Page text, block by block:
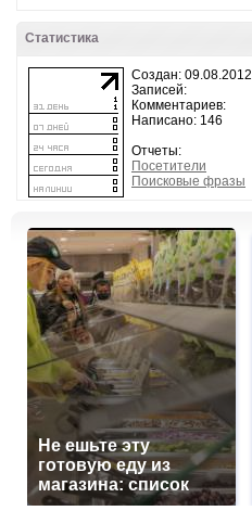
Статистика
Создан: 09.08.2012
Записей:
Комментариев:
Написано: 146
Отчеты:
Посетители
Поисковые фразы
Не ешьте эту
готовую еду из
магазина: список